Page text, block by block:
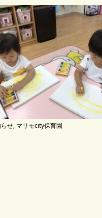
せ, マリモcity保育園